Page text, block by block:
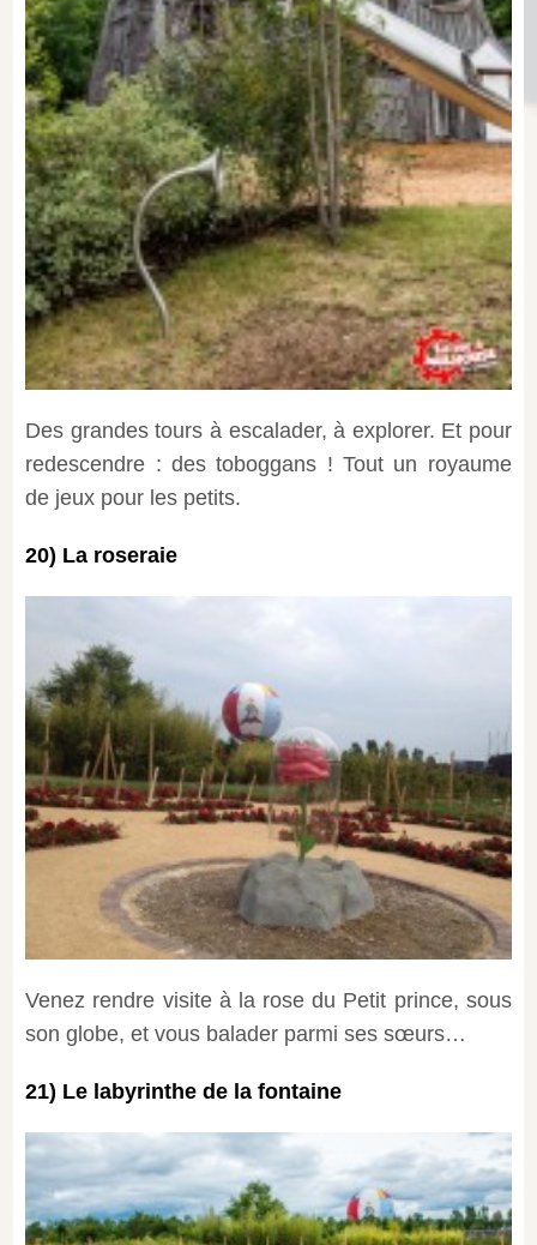
Des grandes tours à escalader, à explorer. Et pour
redescendre : des toboggans ! Tout un royaume
de jeux pour les petits.
20) La roseraie
Venez rendre visite à la rose du Petit prince, sous
son globe, et vous balader parmi ses sœurs…
21) Le labyrinthe de la fontaine